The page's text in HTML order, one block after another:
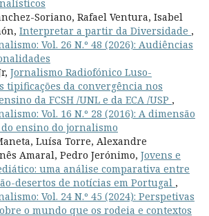
Soriano, Rafael Ventura, Isabel
Interpretar a partir da Diversidade ,
Vol. 26 N.º 48 (2026): Audiências
Jornalismo Radiofónico Luso-
tipificações da convergência nos
da FCSH /UNL e da ECA /USP ,
Vol. 16 N.º 28 (2016): A dimensão
ensino do jornalismo
Luísa Torre, Alexandre
Amaral, Pedro Jerónimo, Jovens e
uma análise comparativa entre
desertos de notícias em Portugal ,
Vol. 24 N.º 45 (2024): Perspetivas
o mundo que os rodeia e contextos